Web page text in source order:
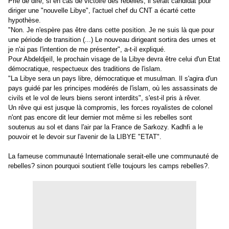
diriger une "nouvelle Libye", l'actuel chef du CNT a écarté cette
hypothèse.
"Non. Je n'espère pas être dans cette position. Je ne suis là que pour
une période de transition (...) Le nouveau dirigeant sortira des urnes et
je n'ai pas l'intention de me présenter", a-t-il expliqué.
Pour Abdeldjeïl, le prochain visage de la Libye devra être celui d'un Etat
démocratique, respectueux des traditions de l'islam.
"La Libye sera un pays libre, démocratique et musulman. Il s'agira d'un
pays guidé par les principes modérés de l'islam, où les assassinats de
civils et le vol de leurs biens seront interdits", s'est-il pris à rêver.
Un rêve qui est jusque là compromis, les forces royalistes de colonel
n'ont pas encore dit leur dernier mot même si les rebelles sont
soutenus au sol et dans l'air par la France de Sarkozy. Kadhfi a le
pouvoir et le devoir sur l'avenir de la LIBYE "ETAT".
La fameuse communauté Internationale serait-elle une communauté de
rebelles? sinon pourquoi soutient t'elle toujours les camps rebelles?.